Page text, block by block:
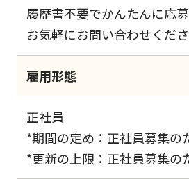
履歴書不要でかんたんに応募
お気軽にお問い合わせくださ
雇用形態
正社員
*期間の定め：正社員募集の
*更新の上限：正社員募集の